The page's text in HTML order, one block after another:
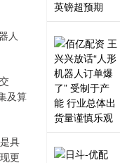
人
及算
具
更